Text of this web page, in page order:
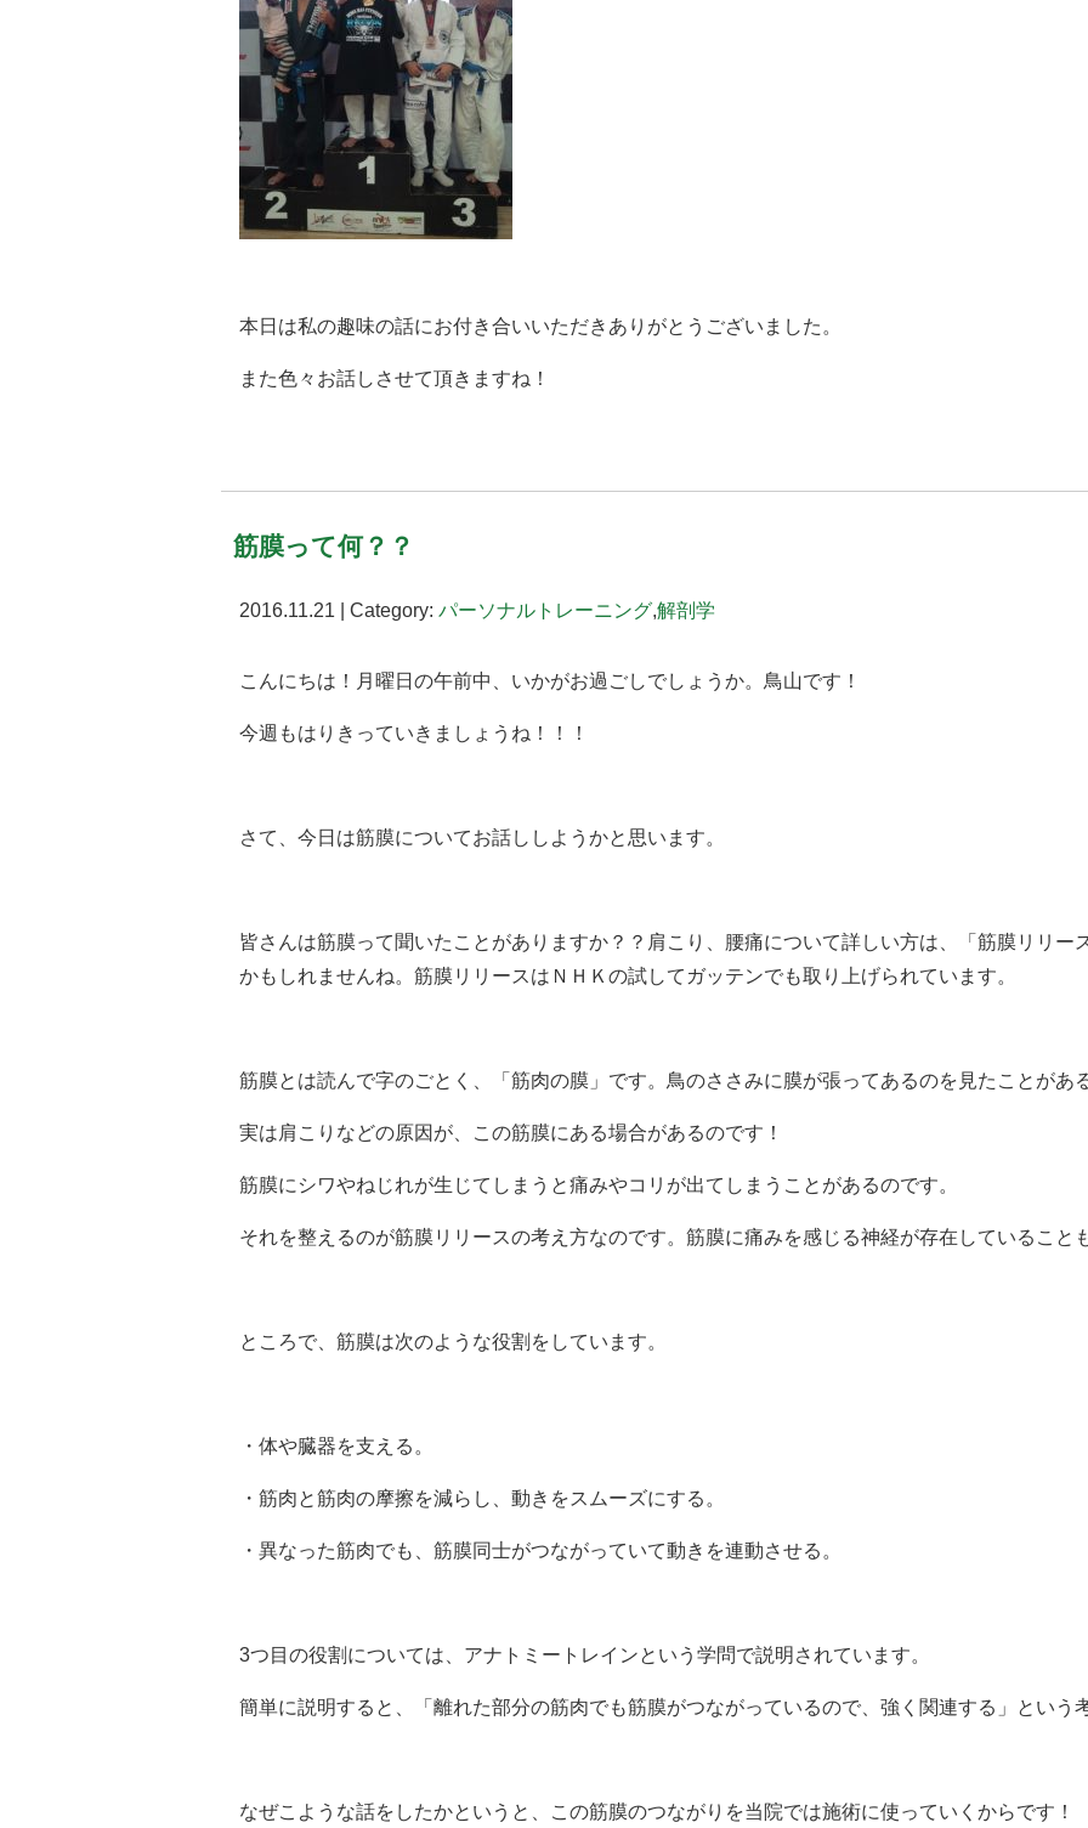
本日は私の趣味の話にお付き合いいただきありがとうございました。
また色々お話しさせて頂きますね！
筋膜って何？？
2016.11.21 | Category: パーソナルトレーニング,解剖学
こんにちは！月曜日の午前中、いかがお過ごしでしょうか。鳥山です！
今週もはりきっていきましょうね！！！
さて、今日は筋膜についてお話ししようかと思います。
皆さんは筋膜って聞いたことがありますか？？肩こり、腰痛について詳しい方は、「筋膜リリー
かもしれませんね。筋膜リリースはＮＨＫの試してガッテンでも取り上げられています。
筋膜とは読んで字のごとく、「筋肉の膜」です。鳥のささみに膜が張ってあるのを見たことがあ
実は肩こりなどの原因が、この筋膜にある場合があるのです！
筋膜にシワやねじれが生じてしまうと痛みやコリが出てしまうことがあるのです。
それを整えるのが筋膜リリースの考え方なのです。筋膜に痛みを感じる神経が存在していること
ところで、筋膜は次のような役割をしています。
・体や臓器を支える。
・筋肉と筋肉の摩擦を減らし、動きをスムーズにする。
・異なった筋肉でも、筋膜同士がつながっていて動きを連動させる。
3つ目の役割については、アナトミートレインという学問で説明されています。
簡単に説明すると、「離れた部分の筋肉でも筋膜がつながっているので、強く関連する」という
なぜこような話をしたかというと、この筋膜のつながりを当院では施術に使っていくからです！